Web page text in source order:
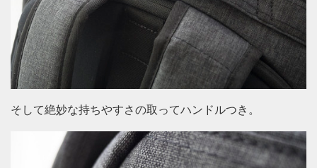
そして絶妙な持ちやすさの取ってハンドルつき。